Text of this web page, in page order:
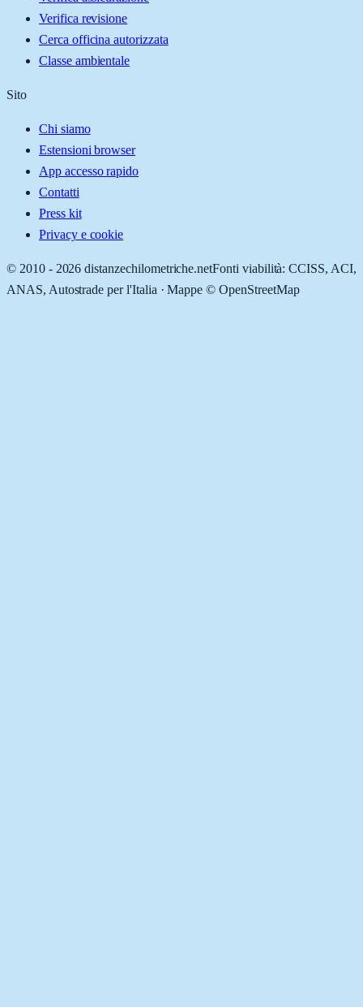
Verifica revisione
Cerca officina autorizzata
Classe ambientale
Sito
Chi siamo
Estensioni browser
App accesso rapido
Contatti
Press kit
Privacy e cookie
© 2010 - 2026 distanzechilometriche.netFonti viabilità: CCISS, ACI,
ANAS, Autostrade per l'Italia · Mappe © OpenStreetMap